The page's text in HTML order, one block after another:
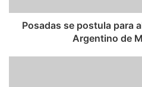
Posadas se postula para
Argentino de